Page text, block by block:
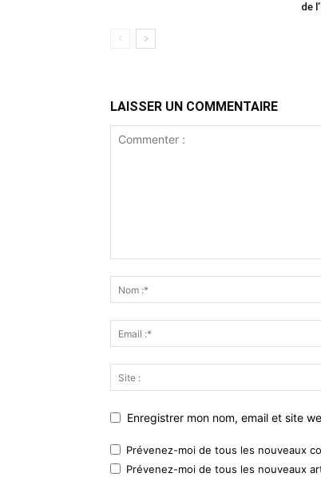
de
LAISSER UN COMMENTAIRE
Enregistrer mon nom, email et site
Prévenez-moi de tous les nouveaux
Prévenez-moi de tous les nouveaux